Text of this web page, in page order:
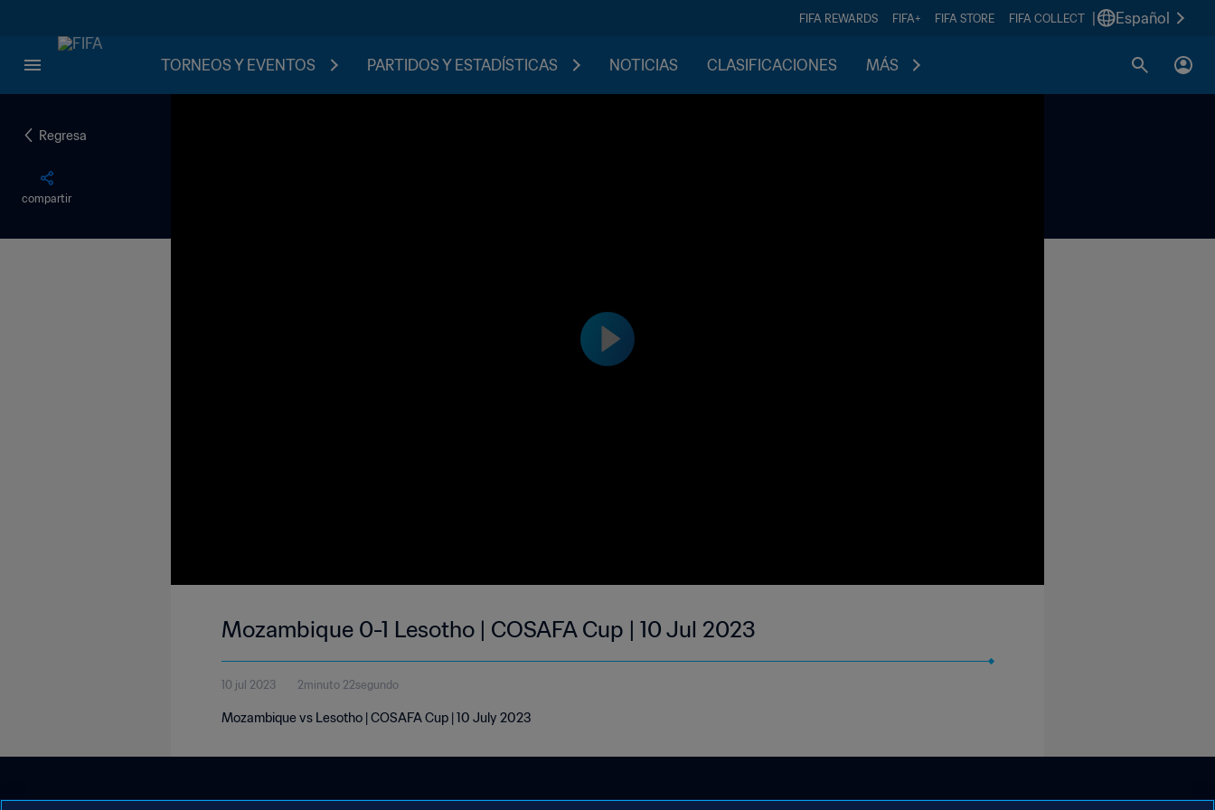
FIFA REWARDS FIFA+ FIFA STORE FIFA COLLECT Español
TORNEOS Y EVENTOS PARTIDOS Y ESTADÍSTICAS NOTICIAS CLASIFICACIONES MÁS
Regresa
compartir
Mozambique 0-1 Lesotho | COSAFA Cup | 10 Jul 2023
10 jul 2023 2minuto 22segundo
Mozambique vs Lesotho | COSAFA Cup | 10 July 2023